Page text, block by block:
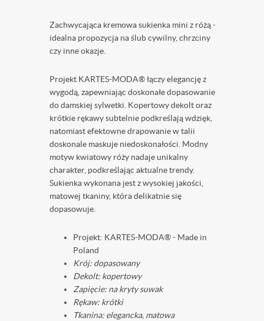
Zachwycająca kremowa sukienka mini z różą -
idealna propozycja na ślub cywilny, chrzciny
czy inne okazje.
Projekt KARTES-MODA® łączy elegancję z
wygodą, zapewniając doskonałe dopasowanie
do damskiej sylwetki. Kopertowy dekolt oraz
krótkie rękawy subtelnie podkreślają wdzięk,
natomiast efektowne drapowanie w talii
doskonale maskuje niedoskonałości. Modny
motyw kwiatowy róży nadaje unikalny
charakter, podkreślając aktualne trendy.
Sukienka wykonana jest z wysokiej jakości,
matowej tkaniny, która delikatnie się
dopasowuje.
Projekt: KARTES-MODA® - Made in
Poland ️
Krój: dopasowany
Dekolt: kopertowy
Zapięcie: na kryty suwak
Rękaw: krótki
Tkanina: elegancka, matowa